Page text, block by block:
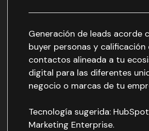
Generación de leads acorde
buyer personas y calificación
contactos alineada a tu
digital para las diferentes
negocio o marcas de tu
Tecnología sugerida: HubSpot
Marketing Enterprise.